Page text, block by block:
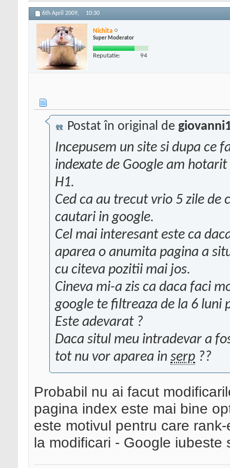
6th April 2009, 10:30
Nichita
Super Moderator
Reputatie: 94
Postat în original de
Incepusem un site si dupa ce
indexate de Google am
H1.
Ced ca au trecut vrio 5 zile de
cautari in google.
Cel mai interesant este ca
aparea o anumita pagina a
cu citeva pozitii mai jos.
Cineva mi-a zis ca daca faci
google te filtreaza de la 6 luni
Este adevarat ?
Daca situl meu intradevar a
tot nu vor aparea in serp ??
Probabil nu ai facut
pagina index este mai bine
este motivul pentru care
la modificari - Google